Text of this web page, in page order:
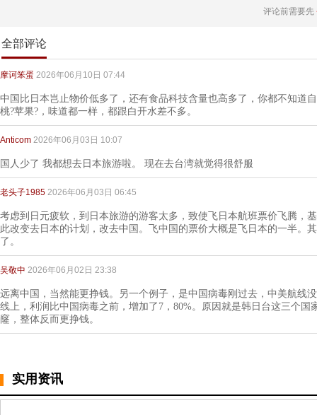
评论前需要先
全部评论
摩诃笨蛋 2026年06月10日 07:44
中国比日本岂止物价低多了，还有食品科技含量也高多了，你都不知道
桃?苹果?，味道都一样，都跟白开水差不多。
Anticom 2026年06月03日 10:07
国人少了 我都想去日本旅游啦。 现在去台湾就觉得很舒服
老头子1985 2026年06月03日 06:45
考虑到日元疲软，到日本旅游的游客太多，致使飞日本航班票价飞腾，
此改变去日本的计划，改去中国。飞中国的票价大概是飞日本的一半。
了。
吴敬中 2026年06月02日 23:38
远离中国，当然能更挣钱。另一个例子，是中国病毒刚过去，中美航线
线上，利润比中国病毒之前，增加了7，80%。原因就是韩日台这三个国
窿，整体反而更挣钱。
实用资讯